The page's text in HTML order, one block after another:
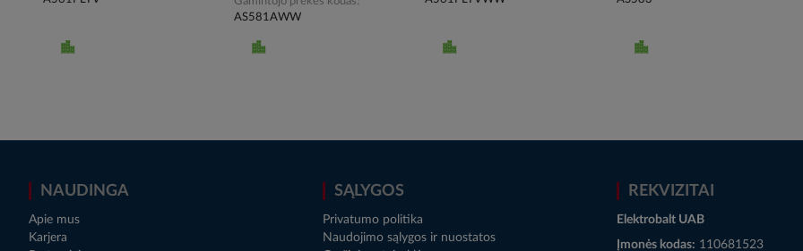
AS581AWW
NAUDINGA
Apie mus
Karjera
SĄLYGOS
Privatumo politika
Naudojimo sąlygos ir nuostatos
REKVIZITAI
Elektrobalt UAB
Įmonės kodas: 110681523